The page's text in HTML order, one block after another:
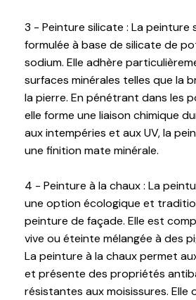
3 - Peinture silicate : La peinture
formulée à base de silicate de
sodium. Elle adhère
surfaces minérales telles que la
la pierre. En pénétrant dans les
elle forme une liaison chimique
aux intempéries et aux UV, la
une finition mate minérale.
4 - Peinture à la chaux : La
une option écologique et
peinture de façade. Elle est
vive ou éteinte mélangée à des
La peinture à la chaux permet
et présente des propriétés
résistantes aux moisissures. Elle